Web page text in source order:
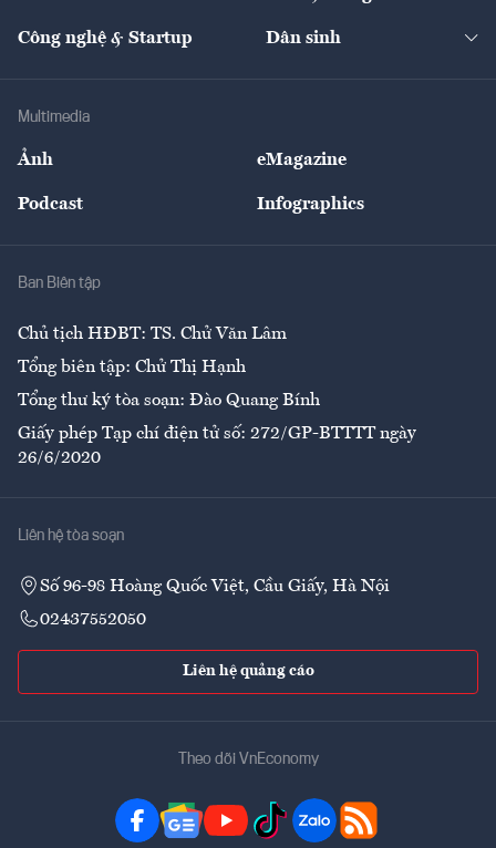
Tư vấn
Thị trường
Nông sản
Giải trí
Công nghệ & Startup Dân sinh
Multimedia
Ảnh eMagazine
Podcast Infographics
Ban Biên tập
Chủ tịch HĐBT: TS. Chử Văn Lâm
Tổng biên tập: Chử Thị Hạnh
Tổng thư ký tòa soạn: Đào Quang Bính
Giấy phép Tạp chí điện tử số: 272/GP-BTTTT ngày
26/6/2020
Liên hệ tòa soạn
Số 96-98 Hoàng Quốc Việt, Cầu Giấy, Hà Nội
02437552050
Liên hệ quảng cáo
Theo dõi VnEconomy